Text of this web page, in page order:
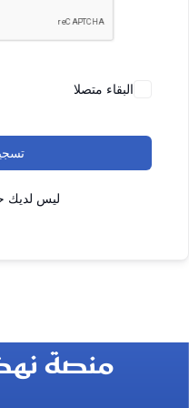
البقاء متصلا
ليس لديك
منصة